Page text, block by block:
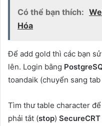
Có thể bạn thích:
Hóa
Để add gold thì các bạn
lên. Login bằng
toandaik (chuyển sang
Tìm thư table character
phải tắt (stop) SecureCRT